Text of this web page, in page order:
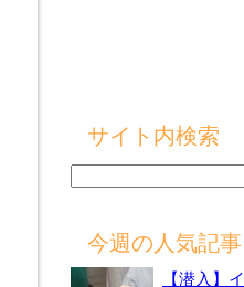
サイト内検索
今週の人気記事
【潜入】